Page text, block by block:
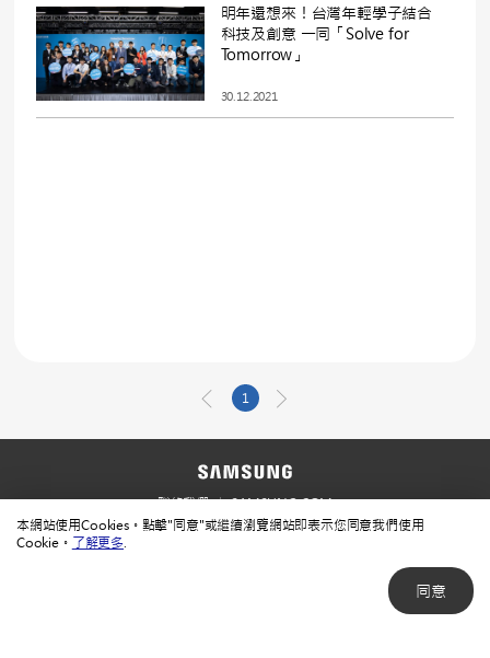
本網站使用Cookies。點擊"同意"或繼續瀏覽網站即表示您同意我們使用
Cookie。 了解更多
同意
明年還想來！台灣年輕學子結合
科技及創意 一同「Solve for
Tomorrow」
30.12.2021
1
聯絡我們
SAMSUNG.COM
使用規範
隱私規範